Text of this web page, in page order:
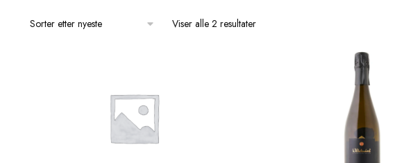
Viser alle 2 resultater